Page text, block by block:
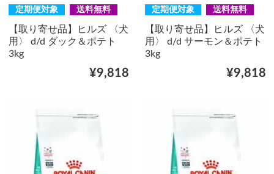
定期便対象 送料無料
【取り寄せ品】ヒルズ 〈犬
用〉 d/d ダック＆ポテト
3kg
¥9,818
定期便対象 送料無料
【取り寄せ品】ヒルズ 〈犬
用〉 d/d サーモン＆ポテト
3kg
¥9,818